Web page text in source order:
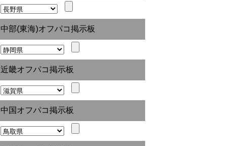
中部(東海)オフパコ掲示板
近畿オフパコ掲示板
中国オフパコ掲示板